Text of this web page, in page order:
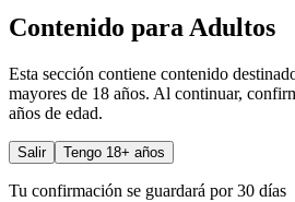
Contenido para Adultos
Esta sección contiene contenido
mayores de 18 años. Al continuar,
años de edad.
Salir Tengo 18+ años
Tu confirmación se guardará por 30 días